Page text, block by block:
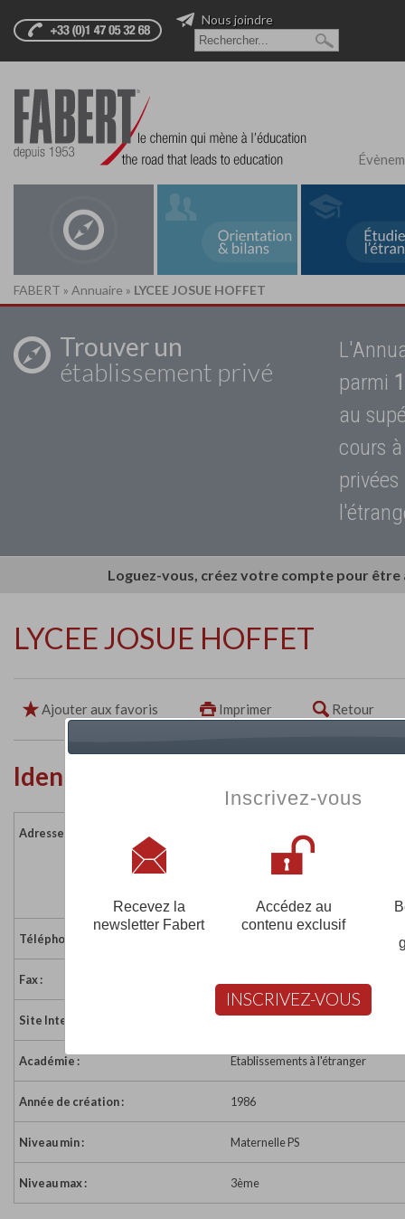
Nous joindre
FABERT » Annuaire » LYCEE JOSUE HOFFET
Trouver un
établissement privé
parmi
au
cours
Loguez-vous, créez votre compte pour
LYCEE JOSUE HOFFET
Ajouter aux favoris Imprimer Retour
Identité de l'établissement
Adresse :
S/C Ambassade de France
Route de Thadeua - BP 2526
VIENTIANE
Lao, République Démocratique
Téléphone :
Fax :
Site Internet : http://www.ecolehoffet.org
Académie : Etablissements à l'étranger
Année de création : 1986
Niveau min : Maternelle PS
Niveau max : 3ème
Inscrivez-vous
Recevez la
newsletter Fabert
Accédez au
contenu exclusif
INSCRIVEZ-VOUS